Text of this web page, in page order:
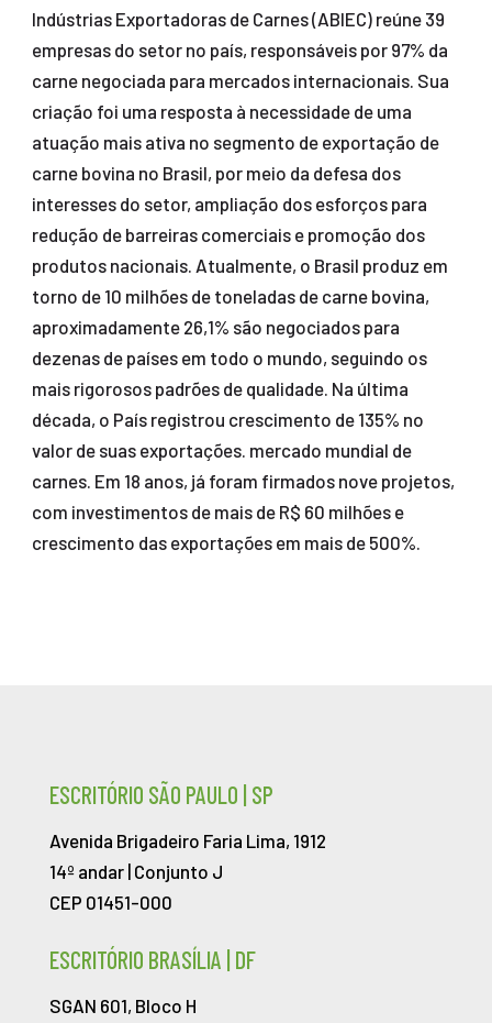
Indústrias Exportadoras de Carnes (ABIEC) reúne 39
empresas do setor no país, responsáveis por 97% da
carne negociada para mercados internacionais. Sua
criação foi uma resposta à necessidade de uma
atuação mais ativa no segmento de exportação de
carne bovina no Brasil, por meio da defesa dos
interesses do setor, ampliação dos esforços para
redução de barreiras comerciais e promoção dos
produtos nacionais. Atualmente, o Brasil produz em
torno de 10 milhões de toneladas de carne bovina,
aproximadamente 26,1% são negociados para
dezenas de países em todo o mundo, seguindo os
mais rigorosos padrões de qualidade. Na última
década, o País registrou crescimento de 135% no
valor de suas exportações. mercado mundial de
carnes. Em 18 anos, já foram firmados nove projetos,
com investimentos de mais de R$ 60 milhões e
crescimento das exportações em mais de 500%.
ESCRITÓRIO SÃO PAULO | SP
Avenida Brigadeiro Faria Lima, 1912
14º andar | Conjunto J
CEP 01451-000
ESCRITÓRIO BRASÍLIA | DF
SGAN 601, Bloco H